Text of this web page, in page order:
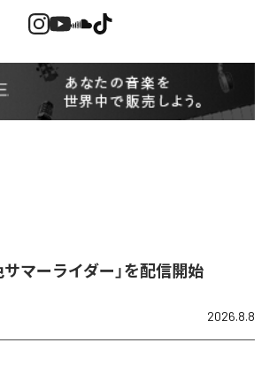
サマーライダー」を配信開始
2026.8.8